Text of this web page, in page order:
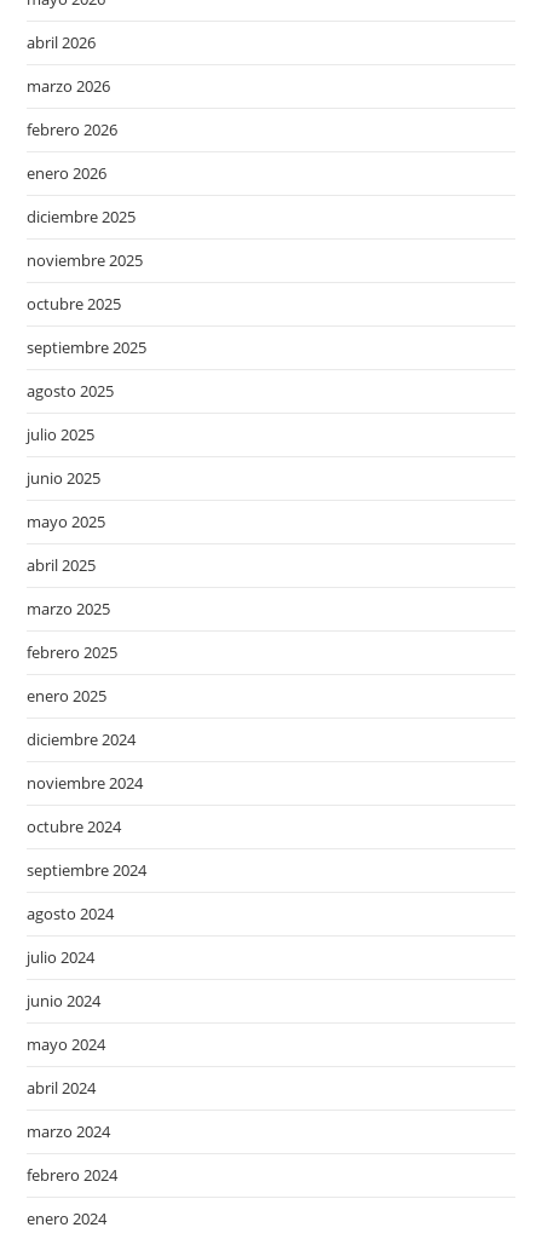
abril 2026
marzo 2026
febrero 2026
enero 2026
diciembre 2025
noviembre 2025
octubre 2025
septiembre 2025
agosto 2025
julio 2025
junio 2025
mayo 2025
abril 2025
marzo 2025
febrero 2025
enero 2025
diciembre 2024
noviembre 2024
octubre 2024
septiembre 2024
agosto 2024
julio 2024
junio 2024
mayo 2024
abril 2024
marzo 2024
febrero 2024
enero 2024